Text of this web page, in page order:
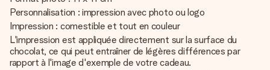
Personnalisation : impression avec photo ou logo
Impression : comestible et tout en couleur
L'impression est appliquée directement sur la surface du
chocolat, ce qui peut entraîner de légères différences par
rapport à l'image d'exemple de votre cadeau.